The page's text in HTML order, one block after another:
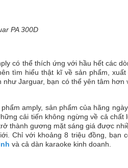
PA 300D
có thể thích ứng với hầu hết các
tìm hiểu thật kĩ về sản phẩm,
Jarguar, bạn có thể yên tâm hơn
amply, sản phẩm của hãng
cải tiến không ngừng về cả chất
thành gương mặt sáng giá được
Chỉ với khoảng 8 triệu đồng, bạn
và cả dàn karaoke kinh doanh.